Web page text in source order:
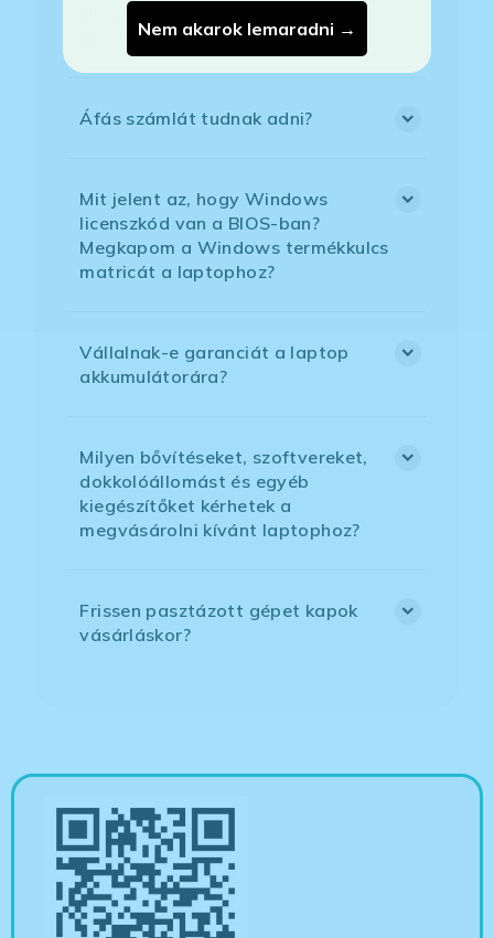
Hogyan tudom megrendelni a
kiszemelt laptopot?
Áfás számlát tudnak adni?
Mit jelent az, hogy Windows
licenszkód van a BIOS-ban?
Megkapom a Windows termékkulcs
matricát a laptophoz?
Vállalnak-e garanciát a laptop
akkumulátorára?
Milyen bővítéseket, szoftvereket,
dokkolóállomást és egyéb
kiegészítőket kérhetek a
megvásárolni kívánt laptophoz?
Frissen pasztázott gépet kapok
vásárláskor?
Nem akarok lemaradni →